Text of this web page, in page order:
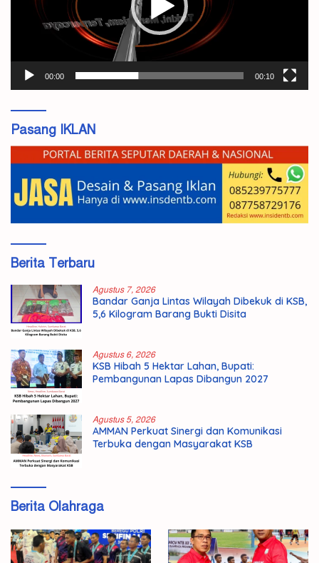
00:00 00:10
Pasang IKLAN
Berita Terbaru
Agustus 7, 2026
Bandar Ganja Lintas Wilayah Dibekuk di KSB,
5,6 Kilogram Barang Bukti Disita
Agustus 6, 2026
KSB Hibah 5 Hektar Lahan, Bupati:
Pembangunan Lapas Dibangun 2027
Agustus 5, 2026
AMMAN Perkuat Sinergi dan Komunikasi
Terbuka dengan Masyarakat KSB
Berita Olahraga